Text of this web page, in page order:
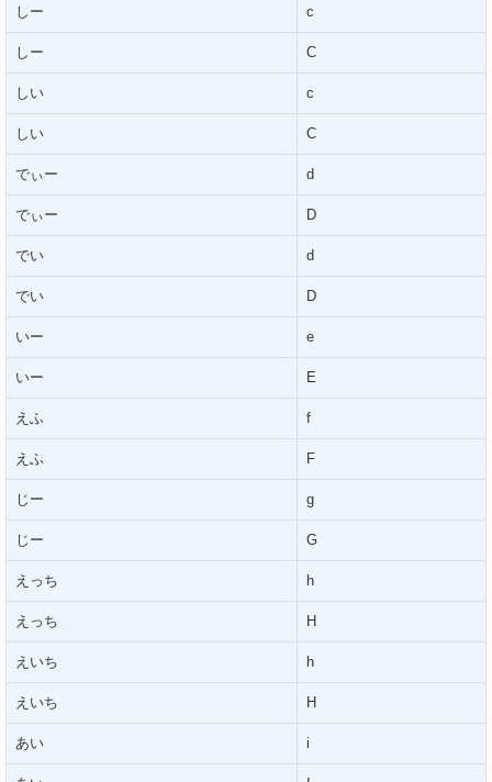
しー c
しー C
しい c
しい C
でぃー d
でぃー D
でい d
でい D
いー e
いー E
えふ f
えふ F
じー g
じー G
えっち h
えっち H
えいち h
えいち H
あい i